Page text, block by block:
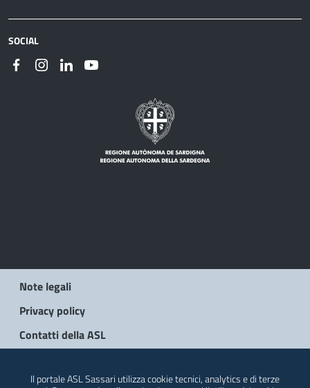
SOCIAL
Note legali
Privacy policy
Contatti della ASL
Il portale ASL Sassari utilizza cookie tecnici, analytics e di terze